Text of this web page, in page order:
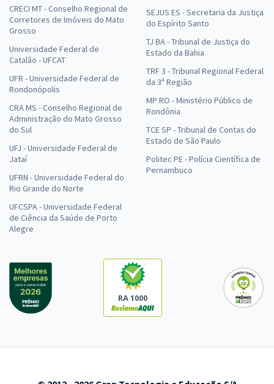
CRECI MT - Conselho Regional de
Corretores de Imóveis do Mato
Grosso
Universidade Federal de
Catalão - UFCAT
UFR - Universidade Federal de
Rondonópolis
CRA MS - Conselho Regional de
Administração do Mato Grosso
do Sul
UFJ - Universidade Federal de
Jataí
UFRN - Universidade Federal do
Rio Grande do Norte
UFCSPA - Universidade Federal
de Ciência da Saúde de Porto
Alegre
SEJUS ES - Secretaria da Justiça
do Espírito Santo
TJ BA - Tribunal de Justiça do
Estado da Bahia
TRF 3 - Tribunal Regional Federal
da 3ª Região
MP RO - Ministério Público de
Rondônia
TCE SP - Tribunal de Contas do
Estado de São Paulo
Politec PE - Polícia Científica de
Pernambuco
RA 1000